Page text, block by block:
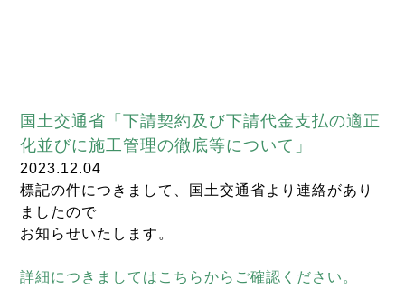
国土交通省「下請契約及び下請代金支払の適正
化並びに施工管理の徹底等について」
2023.12.04
標記の件につきまして、国土交通省より連絡があり
ましたので
お知らせいたします。
詳細につきましてはこちらからご確認ください。